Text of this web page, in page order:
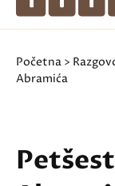
Početna >
Abramića